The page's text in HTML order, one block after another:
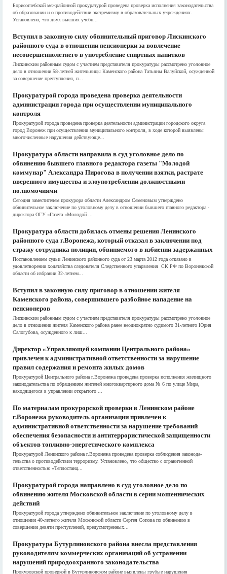
Борисоглебской межрайонной прокуратурой проведена проверка исполнения законодательства
об образовании и о противодействии экстремизму в образовательных учреждениях.
Установлено, что двух высших учебн...
Вступил в законную силу обвинительный приговор Лискинского
районного суда в отношении пенсионерки за вовлечение
несовершеннолетнего в употребление спиртных напитков
Лискинским районным судом с участием представителя прокуратуры рассмотрено уголовное
дело в отношении 58-летней жительницы Каменского района Татьяны Валуйской, осужденной
за совершение преступления, п...
Прокуратурой города проведена проверка деятельности
администрации города при осуществлении муниципального
контроля
Прокуратурой города проведена проверка деятельности администрации городского округа
город Воронеж при осуществлении муниципального контроля, в ходе которой выявлены
многочисленные нарушения действующе...
Прокуратура области направила в суд уголовное дело по
обвинению бывшего главного редактора газеты "Молодой
коммунар" Александра Пирогова в получении взятки, растрате
вверенного имущества и злоупотреблении должностными
полномочиями
Сегодня заместителем прокурора области Александром Семеновым утверждено
обвинительное заключение по уголовному делу в отношении бывшего главного редактора -
директора ОГУ «Газета «Молодой ...
Прокуратура области добилась отмены решения Ленинского
районного суда г.Воронежа, который отказал в заключении под
стражу сотрудника полиции, обвиняемого в избиении задержанных
Постановлением судьи Ленинского районного суда от 23 марта 2012 года отказано в
удовлетворении ходатайства следователя Следственного упарвления СК РФ по Воронежской
области об избрании 32-летнем...
Вступил в законную силу приговор в отношении жителя
Каменского района, совершившего разбойное нападение на
пенсионеров
Лискинским районным судом с участием представителя прокуратуры рассмотрено уголовное
дело в отношении жителя Каменского района ранее неоднократно судимого 31-летнего Юрия
Салогубова, осужденного к лиш...
Директор «Управляющей компании Центрального района»
привлечен к административной ответственности за нарушение
правил содержания и ремонта жилых домов
Прокуратурой Центрального района г.Воронежа проведена проверка исполнения жилищного
законодательства по обращениям жителей многоквартирного дома № 6 по улице Мира,
находящегося в управлении открытого ...
По материалам прокурорской проверки в Ленинском районе
г.Воронежа руководитель организации привлечен к
административной ответственности за нарушение требований
обеспечения безопасности и антитеррористической защищенности
объектов топливно-энергетического комплекса
Прокуратурой Ленинского района г.Воронежа проведена проверка соблюдения законода­
тельства о противодействии терроризму. Установлено, что общество с ограниченной
ответственностью «Теплостанц...
Прокуратурой города направлено в суд уголовное дело по
обвинению жителя Московской области в серии мошеннических
действий
Прокуратурой города утверждено обвинительное заключение по уголовному делу в
отношении 40-летнего жителя Московской области Сергея Сопова по обвинению в
совершении девяти преступлений, предусмотренных...
Прокуратура Бутурлиновского района внесла представления
руководителям коммерческих организаций об устранении
нарушений природоохранного законодательства
Прокурорской проверкой в Бутурлиновском районе выявлены грубые нарушения